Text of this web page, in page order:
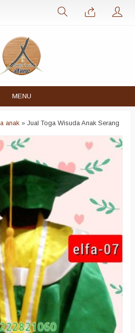
MENU
anak» Jual Toga Wisuda Anak Serang